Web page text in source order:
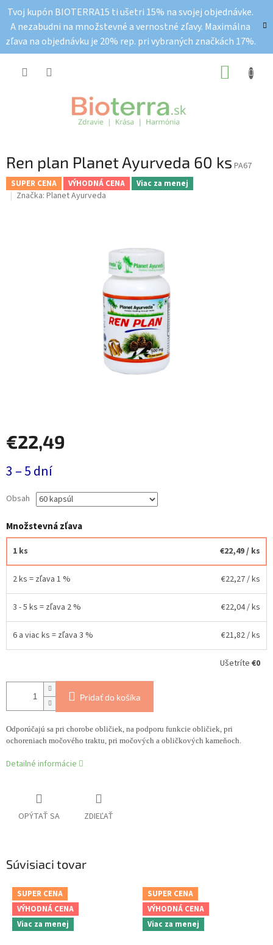
obsah
Tvoj kupón BIOTERRA15 ti ušetri 15% na svojej objednávke.
A nezabudni na množstevné a vernostné zľavy. Maximálna
zľava na objednávku je 20% rep. pri vybraných značkách 17%.
Ren plan Planet Ayurveda 60 ks PA67
SUPER CENA VÝHODNÁ CENA Viac za menej
Značka: Planet Ayurveda
€22,49
cena:
3 – 5 dní
Obsah
Množstevná zľava
1 ks €22,49/ ks
2 ks = zľava 1 % €22,27/ ks
3 - 5 ks = zľava 2 % €22,04/ ks
6 a viac ks = zľava 3 % €21,82/ ks
Ušetríte €0
Pridať do košíka
Odporúčajú sa pri chorobe obličiek, na podporu funkcie obličiek, pri
ochoreniach močového traktu, pri močových a obličkových kameňoch.
Detailné informácie
OPÝTAŤ SA ZDIEĽAŤ
Súvisiaci tovar
SUPER CENA
VÝHODNÁ CENA
Viac za menej
SUPER CENA
VÝHODNÁ CENA
Viac za menej